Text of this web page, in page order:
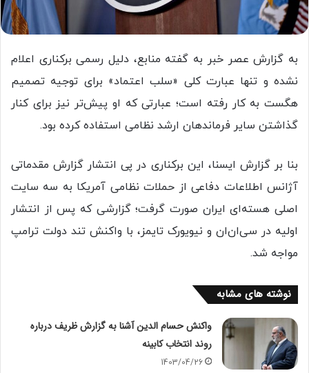
به گزارش عصر خبر به گفته منابع، دلیل رسمی برکناری اعلام
نشده و تنها عبارت کلی «سلب اعتماد» برای توجیه تصمیم
هگست به کار رفته است؛ عبارتی که او پیش‌تر نیز برای کنار
گذاشتن سایر فرماندهان ارشد نظامی استفاده کرده بود.
بنا بر گزارش ایسنا، این برکناری در پی انتشار گزارش مقدماتی
آژانس اطلاعات دفاعی از حملات نظامی آمریکا به سه سایت
اصلی هسته‌ای ایران صورت گرفت؛ گزارشی که پس از انتشار
اولیه در سی‌ان‌ان و نیویورک تایمز، با واکنش تند دولت ترامپ
مواجه شد.
نوشته های مشابه
واکنش حسام الدین آشنا به گزارش ظریف درباره
روند انتخاب کابینه
1403/04/26